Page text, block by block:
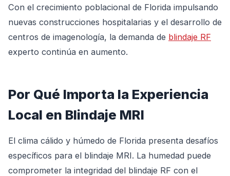
Con el crecimiento poblacional de Florida impulsando
nuevas construcciones hospitalarias y el desarrollo de
centros de imagenología, la demanda de blindaje RF
experto continúa en aumento.
Por Qué Importa la Experiencia
Local en Blindaje MRI
El clima cálido y húmedo de Florida presenta desafíos
específicos para el blindaje MRI. La humedad puede
comprometer la integridad del blindaje RF con el